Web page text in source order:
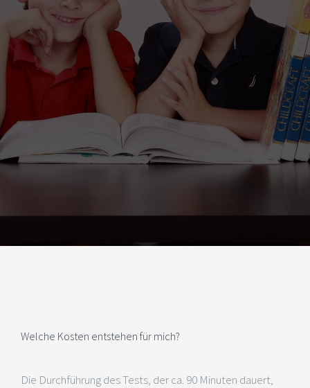
IMPRESSUM
DATENSCHUTZ
Welche Kosten entstehen für mich?
Die Durchführung des Tests, der ca. 90 Minuten dauert,